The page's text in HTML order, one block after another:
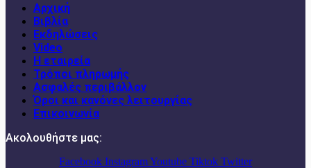
Αρχική
Βιβλία
Εκδηλώσεις
Video
Η εταιρεία
Τρόποι πληρωμής
Ασφαλές περιβάλλον
Όροι και κανόνες λειτουργίας
Επικοινωνία
Ακολουθήστε μας:
Facebook InstagramYoutube Tiktok Twitter